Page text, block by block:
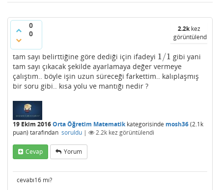
0
0
2.2kkez
görüntülendi
tam sayı belirttiğine göre dediği için ifadeyi 1/1
1/1 gibi yani
tam sayı çıkacak şekilde ayarlamaya değer vermeye
çalıştım.. böyle işin uzun süreceği farkettim.. kalıplaşmış
bir soru gibi.. kısa yolu ve mantığı nedir ?
19 Ekim 2016Orta Öğretim Matematikkategorisinde mosh36(2.1k
puan) tarafından soruldu | 2.2k kez görüntülendi
Cevap Yorum
cevabı16 mı?